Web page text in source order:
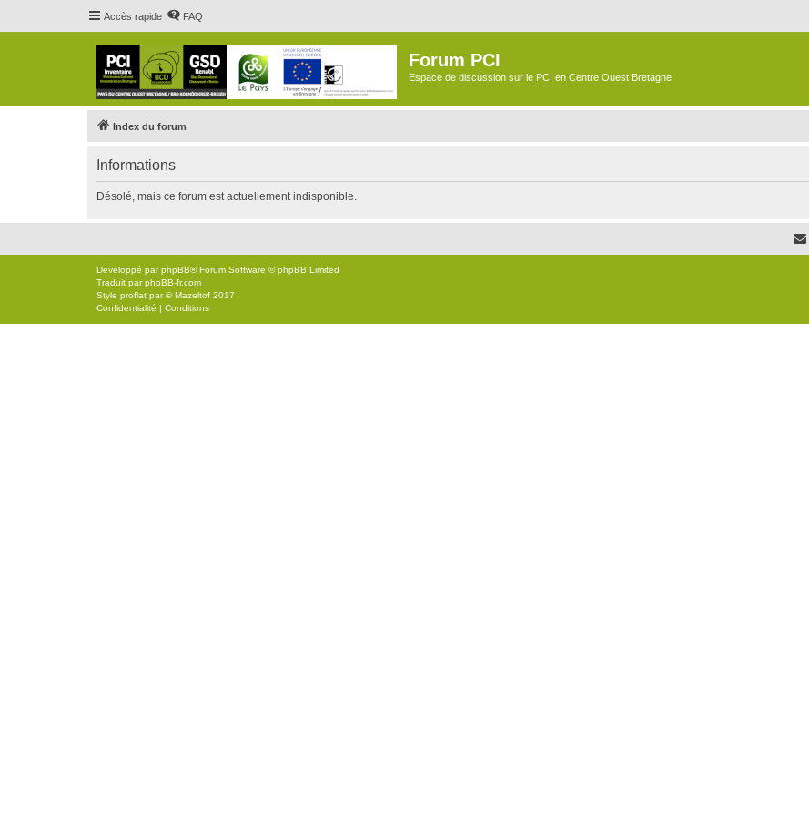
Accès rapide FAQ
Forum PCI
Espace de discussion sur le PCI en Centre Ouest Bretagne
Index du forum
Informations
Désolé, mais ce forum est actuellement indisponible.
Développé parphpBB® Forum Software © phpBB Limited
Traduit parphpBB-fr.com
Style proflat par ©Mazeltof 2017
Confidentialité | Conditions